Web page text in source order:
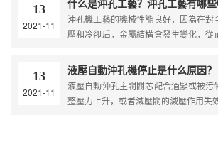
13
2021-11
什么是沖孔工藝？沖孔工藝有哪些
沖孔機工藝的機械性能良好，因為在對
壓和冷卻后，金屬結構會發生變化，從
13
2021-11
液壓自動沖孔機停止是什么原因？
液壓自動沖孔主閥閥芯配合過緊或被污
整壓力上升，或者減壓閥的減壓作用失